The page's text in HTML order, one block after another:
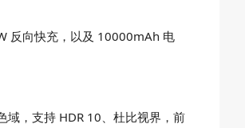
反向快充，以及 10000mAh 电
，支持 HDR 10、杜比视界，前